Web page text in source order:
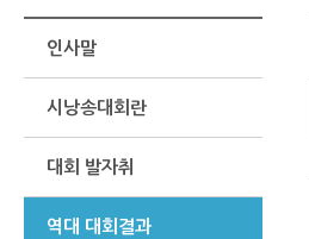
인사말
시낭송대회란
대회 발자취
역대 대회결과